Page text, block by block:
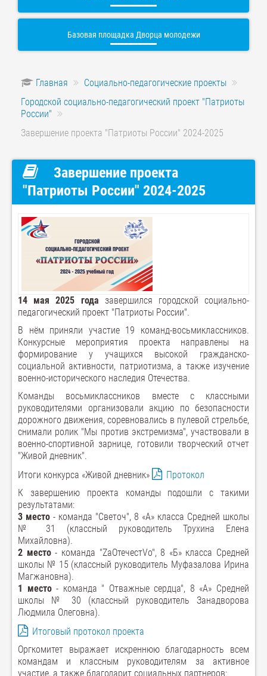
Базовая площадка Дворца молодежи
Главная
Социально-педагогические проекты
Городской социально-педагогический проект "Патриоты
России"
Завершение проекта "Патриоты России" 2024-2025
Завершение проекта
"Патриоты России" 2024-2025
14 мая 2025 года завершился городской социально-
педагогический проект "Патриоты России".
В нём приняли участие 19 команд-восьмиклассников.
Конкурсные мероприятия проекта направлены на
формирование у учащихся высокой гражданско-
социальной активности, патриотизма, а также изучение
военно-исторического наследия Отечества.
Команды восьмиклассников вместе с классными
руководителями организовали акцию по безопасности
дорожного движения, соревновались в пулевой стрельбе,
снимали ролик "Мы против экстремизма", участвовали в
военно-спортивной зарнице, готовили творческий отчет
"Живой дневник".
Итоги конкурса «Живой дневник»
Протокол
К завершению проекта команды подошли с такими
результатами:
3 место - команда "Светоч", 8 «А» класса Средней школы
№ 31 (классный руководитель Трухина Елена
Михайловна).
2 место- команда "ZаOтечестVо", 8 «Б» класса Средней
школы № 15 (классный руководитель Муфазалова Ирина
Магжановна).
1 место- команда " Отважные сердца", 8 «А» Средней
школы № 30 (классный руководитель Занадворова
Людмила Олеговна).
Итоговый протокол проекта
Оргкомитет выражает искреннюю благодарность всем
командам и классным руководителям за активное
участие, а также благодарит социальных партнеров: